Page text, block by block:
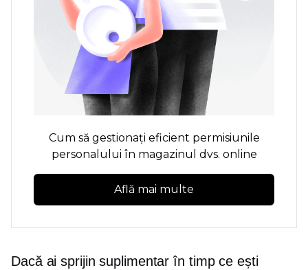
Cum să gestionați eficient permisiunile
personalului în magazinul dvs. online
Află mai multe
Dacă ai sprijin suplimentar în timp ce ești